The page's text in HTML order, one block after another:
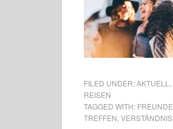
FILED UNDER:AKTUELL
REISEN
TAGGED WITH: FREUNDE
TREFFEN VERSTÄNDNIS